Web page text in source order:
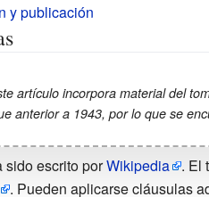
y publicación
artículo incorpora material del
anterior a 1943, por lo que se
sido escrito porWikipedia . El
. Pueden aplicarse cláusulas